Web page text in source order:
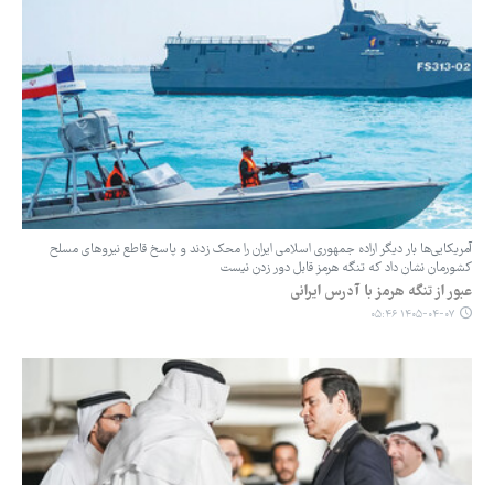
آمریکایی‌ها بار دیگر اراده جمهوری اسلامی ایران را محک زدند و پاسخ قاطع نیروهای مسلح
کشورمان نشان داد که تنگه هرمز قابل دور زدن نیست
عبور از تنگه هرمز با آدرس ایرانی
۱۴۰۵-۰۴-۰۷ ۰۵:۴۶